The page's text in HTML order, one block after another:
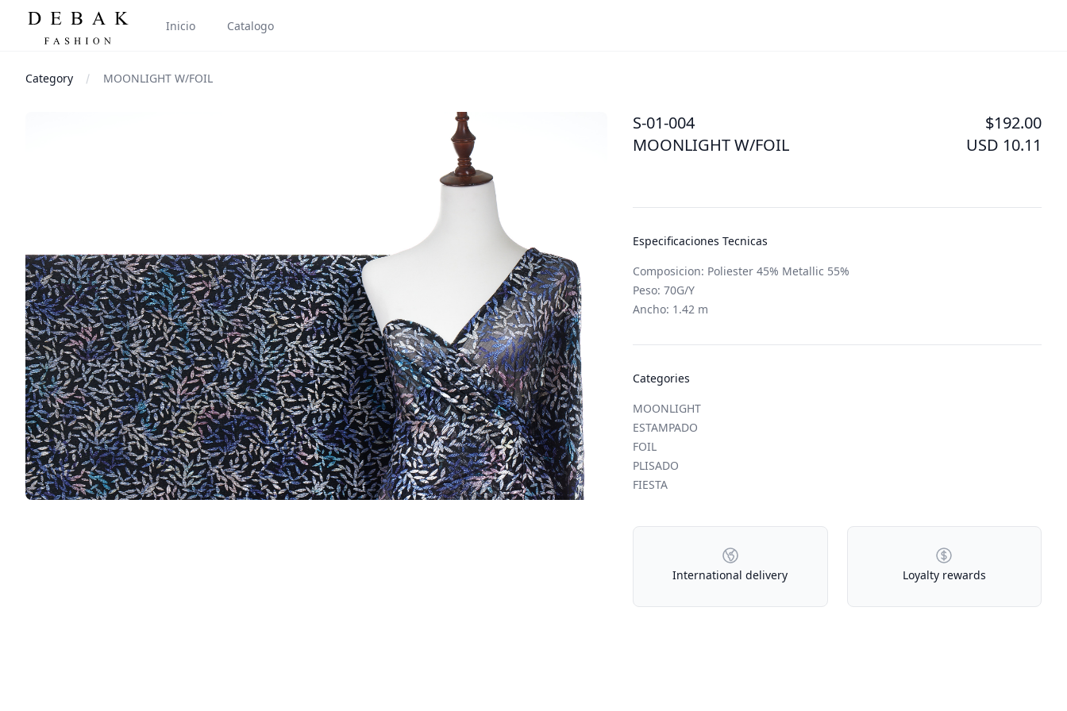
Inicio Catalogo
Category MOONLIGHT W/FOIL
S-01-004
$192.00
MOONLIGHT W/FOIL
USD 10.11
Especificaciones Tecnicas
Composicion: Poliester 45% Metallic 55%
Peso: 70G/Y
Ancho: 1.42 m
Categories
MOONLIGHT
ESTAMPADO
FOIL
PLISADO
FIESTA
Our Policies
International delivery Loyalty rewards